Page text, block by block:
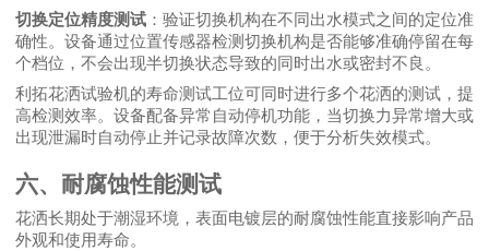
切换定位精度测试 ：验证切换机构在不同出水模式之间的定位准
确性。设备通过位置传感器检测切换机构是否能够准确停留在每
个档位，不会出现半切换状态导致的同时出水或密封不良。
利拓花洒试验机的寿命测试工位可同时进行多个花洒的测试，提
高检测效率。设备配备异常自动停机功能，当切换力异常增大或
出现泄漏时自动停止并记录故障次数，便于分析失效模式。
六、耐腐蚀性能测试
花洒长期处于潮湿环境，表面电镀层的耐腐蚀性能直接影响产品
外观和使用寿命。